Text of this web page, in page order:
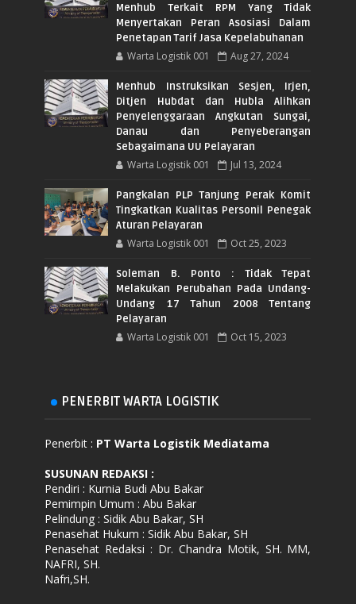
Menhub Terkait RPM Yang Tidak
Menyertakan Peran Asosiasi Dalam
Penetapan Tarif Jasa Kepelabuhanan
Warta Logistik 001 Aug 27, 2024
Menhub Instruksikan Sesjen, Irjen,
Ditjen Hubdat dan Hubla Alihkan
Penyelenggaraan Angkutan Sungai,
Danau dan Penyeberangan
Sebagaimana UU Pelayaran
Warta Logistik 001 Jul 13, 2024
Pangkalan PLP Tanjung Perak Komit
Tingkatkan Kualitas Personil Penegak
Aturan Pelayaran
Warta Logistik 001 Oct 25, 2023
Soleman B. Ponto : Tidak Tepat
Melakukan Perubahan Pada Undang-
Undang 17 Tahun 2008 Tentang
Pelayaran
Warta Logistik 001 Oct 15, 2023
PENERBIT WARTA LOGISTIK
Penerbit : PT Warta Logistik Mediatama
SUSUNAN REDAKSI :
Pendiri : Kurnia Budi Abu Bakar
Pemimpin Umum : Abu Bakar
Pelindung : Sidik Abu Bakar, SH
Penasehat Hukum : Sidik Abu Bakar, SH
Penasehat Redaksi : Dr. Chandra Motik, SH. MM,
NAFRI, SH.
Nafri,SH.